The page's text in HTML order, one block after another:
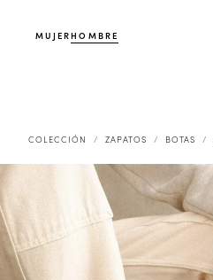
MUJERHOMBRE
COLECCIÓN ZAPATOS BOTAS